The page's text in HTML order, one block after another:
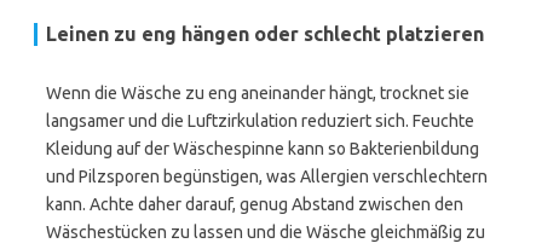
Leinen zu eng hängen oder schlecht platzieren
Wenn die Wäsche zu eng aneinander hängt, trocknet sie
langsamer und die Luftzirkulation reduziert sich. Feuchte
Kleidung auf der Wäschespinne kann so Bakterienbildung
und Pilzsporen begünstigen, was Allergien verschlechtern
kann. Achte daher darauf, genug Abstand zwischen den
Wäschestücken zu lassen und die Wäsche gleichmäßig zu